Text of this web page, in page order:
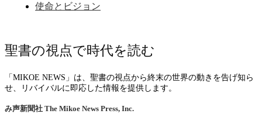
使命とビジョン
聖書の視点で時代を読む
「MIKOE NEWS」は、聖書の視点から終末の世界の動きを告げ知ら
せ、リバイバルに即応した情報を提供します。
み声新聞社 The Mikoe News Press, Inc.